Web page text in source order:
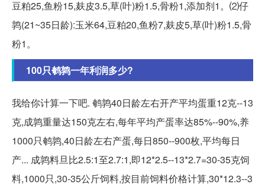
豆粕25,鱼粉15,麸皮3.5,草(叶)粉1.5,骨粉1,添加剂1。⑵仔
鹑(21~35日龄):玉米64,豆粕20,鱼粉7,麸皮5,草(叶)粉1.5,骨
粉1。
100只鹌鹑一年利润多少?
我给你计算一下吧. 鹌鹑40日龄左右开产平均蛋重12克--13
克,成鹑重量达150克左右,每年平均产蛋率达85%--90%,养
1000只鹌鹑,40日龄左右产蛋,每日850--900枚,平均每日
产... 成鹑料旦比2.5:1至2.7:1,即12*2.5--13*2.7=30-35克饲
料,1000只,30-35公斤饲料,按目前饲料价格计算,30*12.3--3